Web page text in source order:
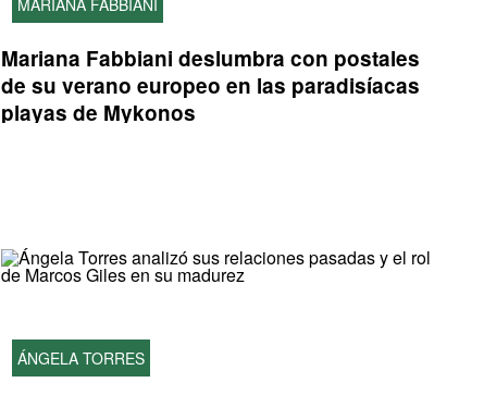
MARIANA FABBIANI
Mariana Fabbiani deslumbra con postales
de su verano europeo en las paradisíacas
playas de Mykonos
ÁNGELA TORRES